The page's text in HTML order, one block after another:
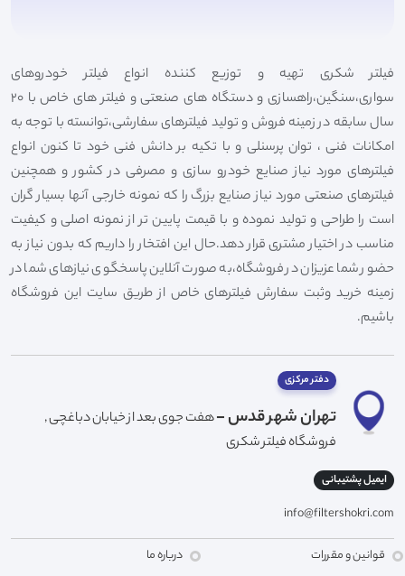
فیلتر شکری تهیه و توزیع کننده انواع فیلتر خودروهای
سواری،سنگین،راهسازی و دستگاه های صنعتی و فیلتر های خاص با 20
سال سابقه در زمینه فروش و تولید فیلترهای سفارشی،توانسته با توجه به
امکانات فنی ، توان پرسنلی و با تکیه بر دانش فنی خود تا کنون انواع
فیلترهای مورد نیاز صنایع خودرو سازی و مصرفی در کشور و همچنین
فیلترهای صنعتی مورد نیاز صنایع بزرگ را که نمونه خارجی آنها بسیار گران
است را طراحی و تولید نموده و با قیمت پایین تر از نمونه اصلی و کیفیت
مناسب در اختیار مشتری قرار دهد.حال این افتخار را داریم که بدون نیاز به
حضور شما عزیزان در فروشگاه،به صورت آنلاین پاسخگوی نیازهای شما در
زمینه خرید وثبت سفارش فیلترهای خاص از طریق سایت این فروشگاه
باشیم.
دفتر مرکزی
تهران شهر قدس -هفت جوی بعد از خیابان دباغچی ,
فروشگاه فیلتر شکری
ایمیل پشتیبانی
info@filtershokri.com
قوانین و مقررات
درباره ما